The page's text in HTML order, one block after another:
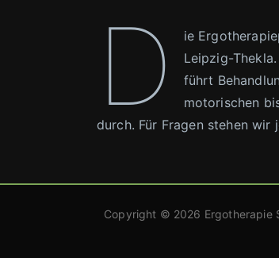
D
ie
Leipzig-
führt
motorischen
durch. Für Fragen stehen
Copyright © 2026 Ergotherapie